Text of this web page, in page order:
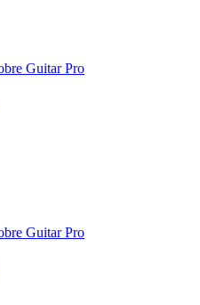
Guitar Pro
Guitar Pro